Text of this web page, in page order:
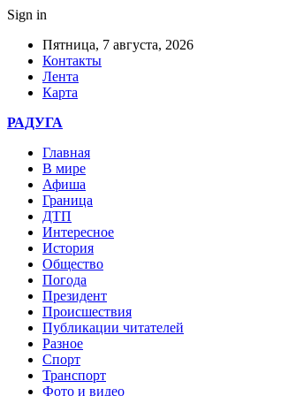
Sign in
Пятница, 7 августа, 2026
Контакты
Лента
Карта
РАДУГА
Главная
В мире
Афиша
Граница
ДТП
Интересное
История
Общество
Погода
Президент
Происшествия
Публикации читателей
Разное
Спорт
Транспорт
Фото и видео